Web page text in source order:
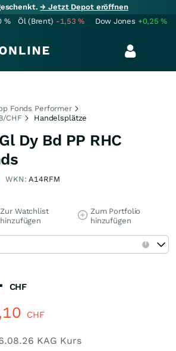
→ Jetzt Depot eröffnen
% Öl (Brent) -1,53% Dow Jones +0,25%
Fonds Performer
CHF
Handelsplätze
Dy Bd PP RHC
WKN:A14RFM
Zur Watchlist
hinzufügen
Zum Portfolio
hinzufügen
CHF
CHF
KAG Kurs